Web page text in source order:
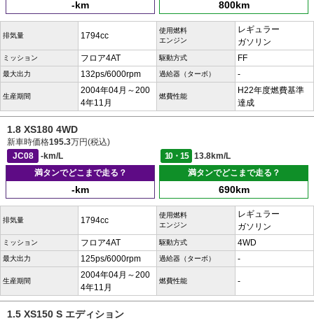
-km 800km
排気量 1794cc
使用燃料
エンジン
レギュラー
ガソリン
ミッション フロア4AT 駆動方式 FF
最大出力 132ps/6000rpm 過給器（ターボ） -
生産期間
2004年04月～200
4年11月
燃費性能
H22年度燃費基準
達成
1.8 XS180 4WD
新車時価格195.3万円(税込)
JC08
-km/L 10・15
13.8km/L
満タンでどこまで走る？
-km
満タンでどこまで走る？
690km
排気量 1794cc
使用燃料
エンジン
レギュラー
ガソリン
ミッション フロア4AT 駆動方式 4WD
最大出力 125ps/6000rpm 過給器（ターボ） -
生産期間
2004年04月～200
4年11月
燃費性能 -
1.5 XS150 S エディション